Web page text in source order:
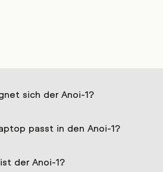
sich der Anoi-1?
passt in den Anoi-1?
der Anoi-1?